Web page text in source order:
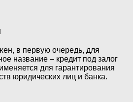
в первую очередь, для
название – кредит под залог
для гарантирования
юридических лиц и банка.